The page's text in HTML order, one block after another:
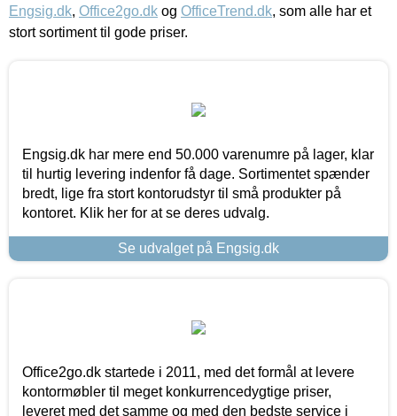
Engsig.dk, Office2go.dk og OfficeTrend.dk, som alle har et
stort sortiment til gode priser.
Engsig.dk har mere end 50.000 varenumre på lager, klar
til hurtig levering indenfor få dage. Sortimentet spænder
bredt, lige fra stort kontorudstyr til små produkter på
kontoret. Klik her for at se deres udvalg.
Se udvalget på Engsig.dk
Office2go.dk startede i 2011, med det formål at levere
kontormøbler til meget konkurrencedygtige priser,
leveret med det samme og med den bedste service i